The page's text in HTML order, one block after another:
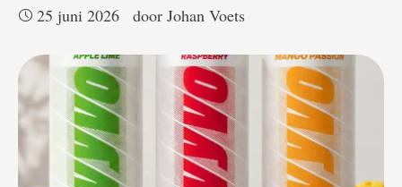
25 juni 2026
door Johan Voets